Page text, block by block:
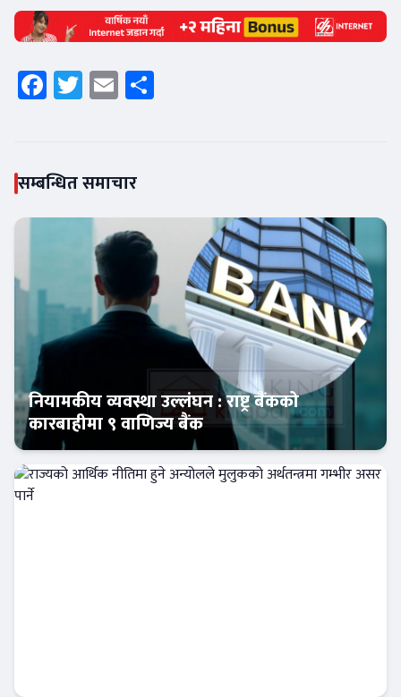
Facebook
Twitter
Email
सम्बन्धित समाचार
आजको विशेष
नियामकीय व्यवस्था उल्लंघन : राष्ट्र बैंकको
कारबाहीमा ९ वाणिज्य बैंक